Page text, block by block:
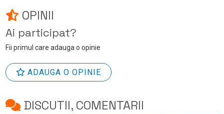
OPINII
Ai participat?
Fii primul care adauga o opinie
ADAUGA O OPINIE
DISCUTII, COMENTARII